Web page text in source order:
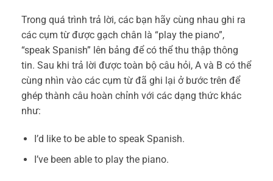
Trong quá trình trả lời, các bạn hãy cùng nhau ghi ra
các cụm từ được gạch chân là “play the piano”,
“speak Spanish” lên bảng để có thể thu thập thông
tin. Sau khi trả lời được toàn bộ câu hỏi, A và B có thể
cùng nhìn vào các cụm từ đã ghi lại ở bước trên để
ghép thành câu hoàn chỉnh với các dạng thức khác
như:
I’d like to be able to speak Spanish.
I’ve been able to play the piano.